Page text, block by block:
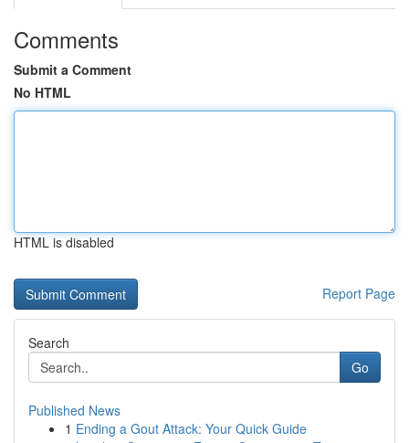
Comments
Submit a Comment
No HTML
HTML is disabled
Report Page
Search
Go
Published News
1 Ending a Gout Attack: Your Quick Guide